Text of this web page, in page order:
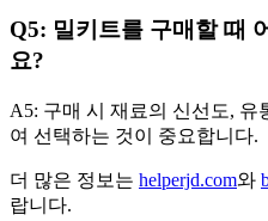
Q5: 밀키트를 구매할 때
요?
A5: 구매 시 재료의 신선도,
여 선택하는 것이 중요합니다.
더 많은 정보는 helperjd.com와
랍니다.